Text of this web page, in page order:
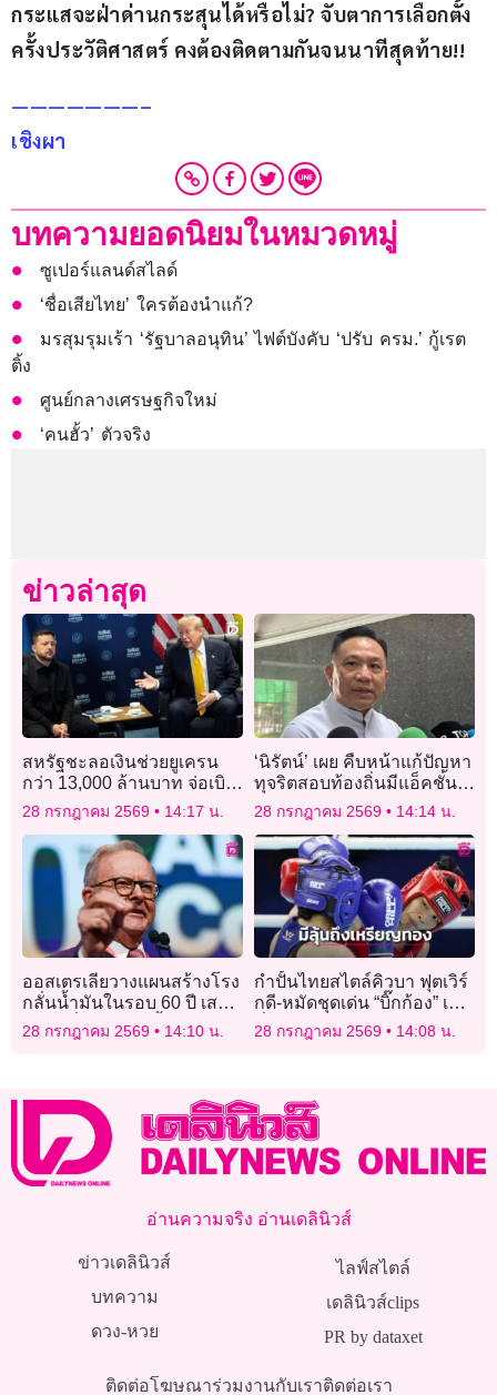
กระแสจะฝ่าด่านกระสุนได้หรือไม่? จับตาการเลือกตั้ง
ครั้งประวัติศาสตร์ คงต้องติดตามกันจนนาทีสุดท้าย!!
———————–
เชิงผา
บทความยอดนิยมในหมวดหมู่
ซูเปอร์แลนด์สไลด์
‘ชื่อเสียไทย’ ใครต้องนำแก้?
มรสุมรุมเร้า ‘รัฐบาลอนุทิน’ ไฟต์บังคับ ‘ปรับ ครม.’ กู้เรต
ติ้ง
ศูนย์กลางเศรษฐกิจใหม่
‘คนฮั้ว’ ตัวจริง
ข่าวล่าสุด
สหรัฐชะลอเงินช่วยยูเครน
กว่า 13,000 ล้านบาท จ่อเบิก
จ่ายถึงปี 2572
28 กรกฎาคม 2569 14:17 น.
‘นิรัตน์’ เผย คืบหน้าแก้ปัญหา
ทุจริตสอบท้องถิ่นมีแอ็คชั่น
8-9-10
28 กรกฎาคม 2569 14:14 น.
ออสเตรเลียวางแผนสร้างโรง
กลั่นน้ำมันในรอบ 60 ปี เสริม
ความมั่นคงด้านเชื้อเพลิง
28 กรกฎาคม 2569 14:10 น.
กำปั้นไทยสไตล์คิวบา ฟุตเวิร์
กดี-หมัดชุดเด่น “บิ๊กก้อง” เชื่อ
มั่น มีลุ้นถึงเหรียญทอง ศึกเอ
เชียนเกมส์ ครั้งที่ 20
28 กรกฎาคม 2569 14:08 น.
อ่านความจริง อ่านเดลินิวส์
ข่าวเดลินิวส์
บทความ
ดวง-หวย
ไลฟ์สไตล์
เดลินิวส์clips
PR by dataxet
ติดต่อโฆษณาร่วมงานกับเราติดต่อเรา